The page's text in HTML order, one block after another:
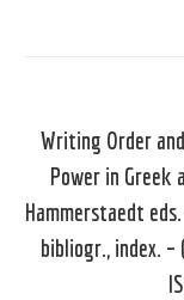
article
Writing Order
Power in Greek
Hammerstaedt eds.
bibliogr., index. –